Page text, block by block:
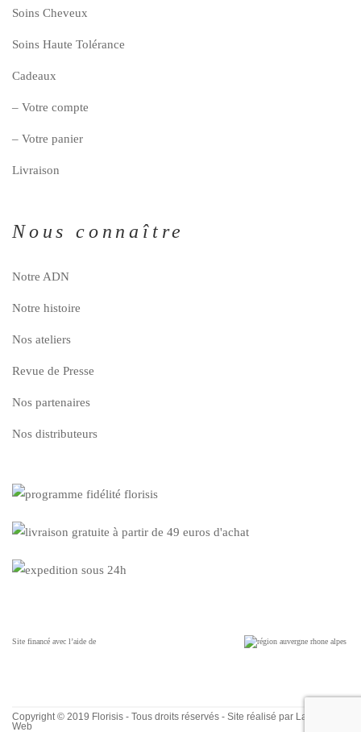
Soins Cheveux
Soins Haute Tolérance
Cadeaux
– Votre compte
– Votre panier
Livraison
Nous connaître
Notre ADN
Notre histoire
Nos ateliers
Revue de Presse
Nos partenaires
Nos distributeurs
Site financé avec l’aide de
Copyright © 2019 Florisis - Tous droits réservés - Site réalisé par La Cerise
Web